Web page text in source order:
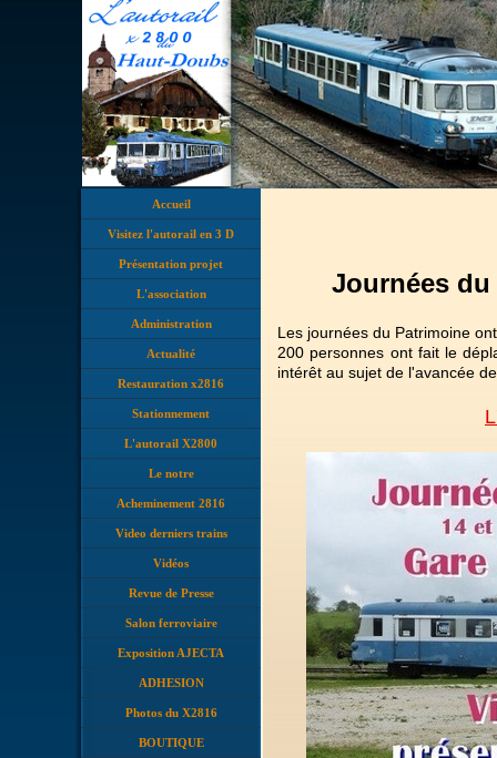
Accueil
Visitez l'autorail en 3 D
Présentation projet
L'association
Administration
Actualité
Restauration x2816
Stationnement
L'autorail X2800
Le notre
Acheminement 2816
Video derniers trains
Vidéos
Revue de Presse
Salon ferroviaire
Exposition AJECTA
ADHESION
Photos du X2816
BOUTIQUE
Journées du
Les journées du Patrimoine
200 personnes ont fait le
intérêt au sujet de l'avancée